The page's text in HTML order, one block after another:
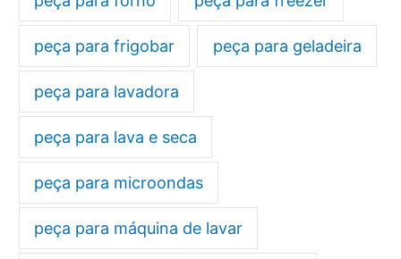
peça para frigobar peça para geladeira
peça para lavadora
peça para lava e seca
peça para microondas
peça para máquina de lavar